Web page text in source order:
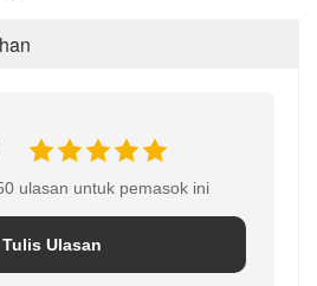
ulasan untuk pemasok ini
Tulis Ulasan